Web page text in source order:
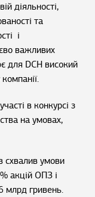
діяльності,
та
і
важливих
для DCH високий
в конкурсі з
на умовах,
схвалив умови
акцій ОПЗ і
млрд гривень.